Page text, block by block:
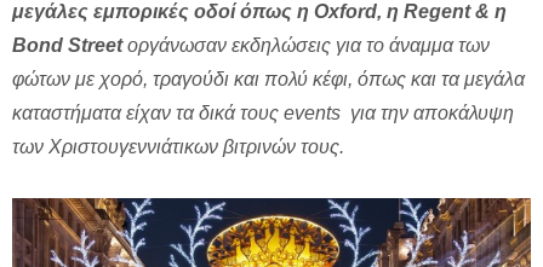
μεγάλες εμπορικές οδοί όπως η Oxford, η Regent & η
Bond Streetοργάνωσαν εκδηλώσεις για το άναμμα των
φώτων με χορό, τραγούδι και πολύ κέφι, όπως και τα μεγάλα
καταστήματα είχαν τα δικά τους events για την αποκάλυψη
των Χριστουγεννιάτικων βιτρινών τους.